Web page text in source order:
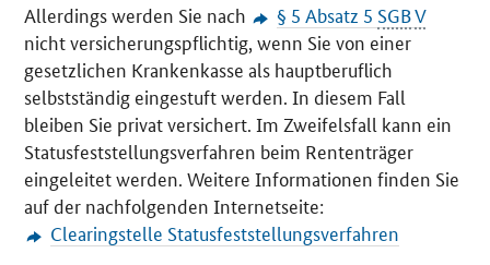
Allerdings werden Sie nach
§ 5 Absatz 5 SGBV
nicht versicherungspflichtig, wenn Sie von einer
gesetzlichen Krankenkasse als hauptberuflich
selbstständig eingestuft werden. In diesem Fall
bleiben Sie privat versichert. Im Zweifelsfall kann ein
Statusfeststellungsverfahren beim Rententräger
eingeleitet werden. Weitere Informationen finden Sie
auf der nachfolgenden Internetseite:
Clearingstelle Statusfeststellungsverfahren